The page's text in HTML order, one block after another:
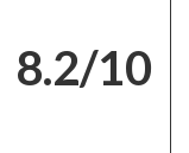
8.2/10